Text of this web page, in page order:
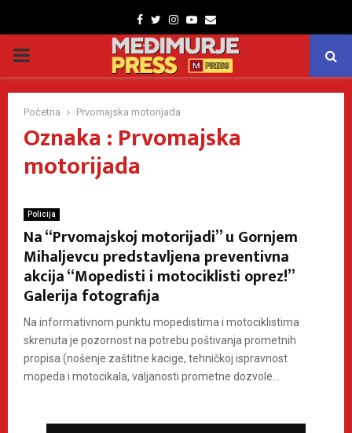
Facebook
TwitterInstagram
Youtube
Email
PRIMARY
MENU
Početna Prvomajska motorijada
Oznaka : Prvomajska
motorijada
Policija
Na “Prvomajskoj motorijadi” u Gornjem
Mihaljevcu predstavljena preventivna
akcija “Mopedisti i motociklisti oprez!”
Galerija fotografija
Na informativnom punktu mopedistima i motociklistima
skrenuta je pozornost na potrebu poštivanja prometnih
propisa (nošenje zaštitne kacige, tehničkoj ispravnost
mopeda i motocikala, valjanosti prometne dozvole...